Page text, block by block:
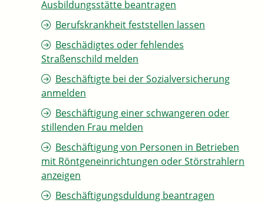
Ausbildungsstätte beantragen
Berufskrankheit feststellen lassen
Beschädigtes oder fehlendes
Straßenschild melden
Beschäftigte bei der Sozialversicherung
anmelden
Beschäftigung einer schwangeren oder
stillenden Frau melden
Beschäftigung von Personen in Betrieben
mit Röntgeneinrichtungen oder Störstrahlern
anzeigen
Beschäftigungsduldung beantragen